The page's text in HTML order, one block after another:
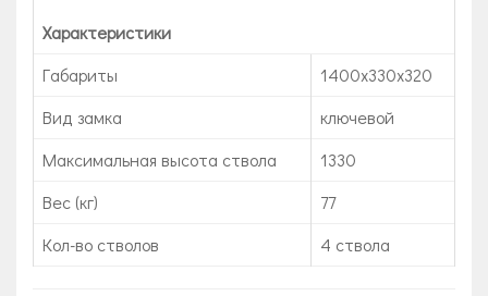
Характеристики
Габариты
1400х330х320
Вид замка
ключевой
Максимальная высота ствола
1330
Вес (кг)
77
Кол-во стволов
4 ствола